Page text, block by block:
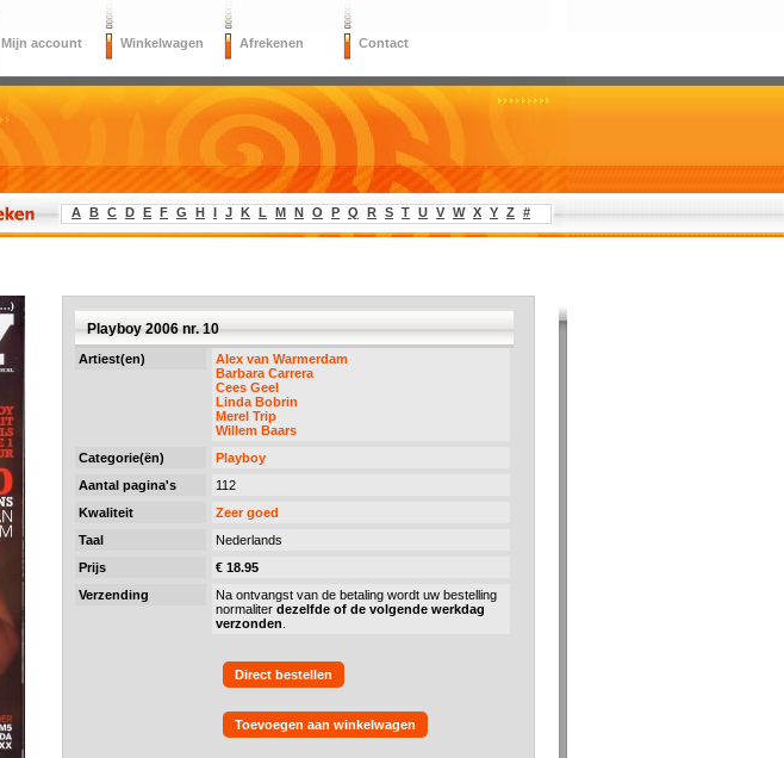
Mijn account Winkelwagen Afrekenen Contact
A B C D E F G H I J K L M N O P Q R S T U V W X Y Z #
Playboy 2006 nr. 10
Artiest(en)
Alex van Warmerdam
Barbara Carrera
Cees Geel
Linda Bobrin
Merel Trip
Willem Baars
Categorie(ën)
Playboy
Aantal pagina's
112
Kwaliteit
Zeer goed
Taal
Nederlands
Prijs
€ 18.95
Verzending
Na ontvangst van de betaling wordt uw bestelling
normaliter dezelfde of de volgende werkdag
verzonden
Direct bestellen
Toevoegen aan winkelwagen